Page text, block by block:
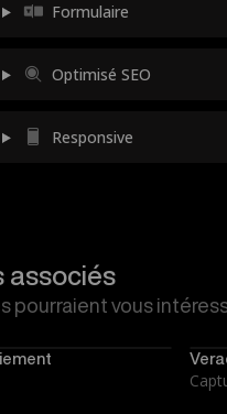
Formulaire
Optimisé SEO
Responsive
associés
pourraient vous